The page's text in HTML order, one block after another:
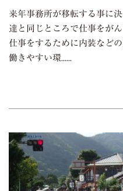
来年事務所が移転する事に
達と同じところで仕事をが
仕事をするために内装など
働きやすい環......